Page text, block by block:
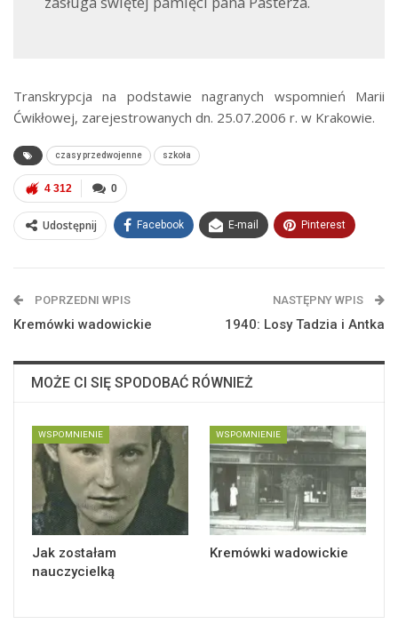
Transkrypcja na podstawie nagranych wspomnień Marii
Ćwikłowej, zarejestrowanych dn. 25.07.2006 r. w Krakowie.
czasy przedwojenne szkoła
0
4 312
Udostępnij Facebook E-mail Pinterest
POPRZEDNI WPIS
Kremówki wadowickie
NASTĘPNY WPIS
1940: Losy Tadzia i Antka
MOŻE CI SIĘ SPODOBAĆ RÓWNIEŻ
WSPOMNIENIE
Jak zostałam
nauczycielką
WSPOMNIENIE
Kremówki wadowickie